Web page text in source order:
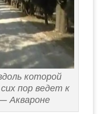
которой
пор ведет к
Аквароне